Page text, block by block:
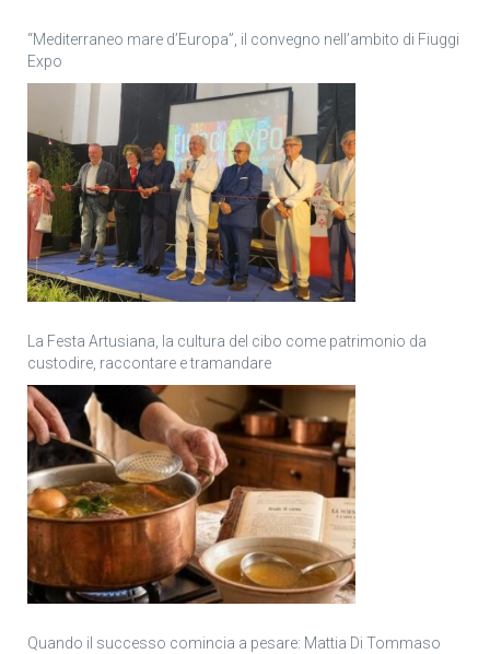
“Mediterraneo mare d’Europa”, il convegno nell’ambito di Fiuggi
Expo
La Festa Artusiana, la cultura del cibo come patrimonio da
custodire, raccontare e tramandare
Quando il successo comincia a pesare: Mattia Di Tommaso